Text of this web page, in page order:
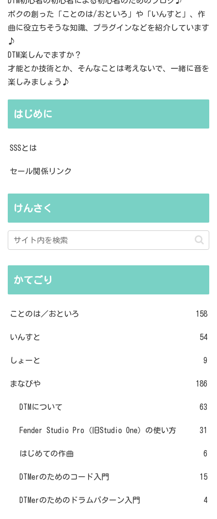
ボクの創った「ことのは/おといろ」や「いんすと」、作
曲に役立ちそうな知識、プラグインなどを紹介しています
♪
DTM楽しんでますか？
才能とか技術とか、そんなことは考えないで、一緒に音を
楽しみましょう♪
はじめに
SSSとは
セール関係リンク
けんさく
かてごり
ことのは／おといろ 158
いんすと 54
しょーと 9
まなびや 186
DTMについて 63
Fender Studio Pro（旧Studio One）の使い方 31
はじめての作曲 6
DTMerのためのコード入門 15
DTMerのためのドラムパターン入門 4